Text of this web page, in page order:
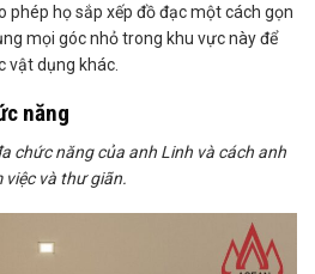
phép họ sắp xếp đồ đạc một cách gọn
mọi góc nhỏ trong khu vực này để
vật dụng khác.
năng
chức năng của anh Linh và cách anh
việc và thư giãn.